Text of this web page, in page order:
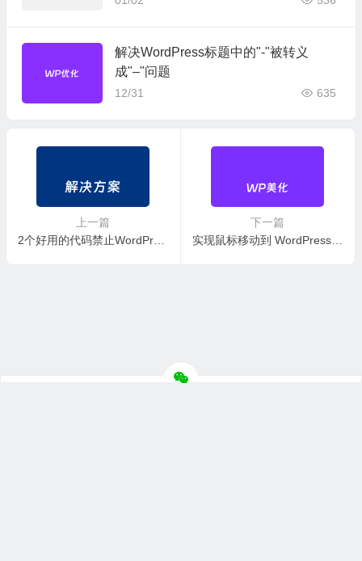
解决WordPress标题中的"-"被转义
成"–"问题
12/31 635
上一篇
2个好用的代码禁止WordPress被滥用评论内容
下一篇
实现鼠标移动到 WordPress 头像图标转动效果